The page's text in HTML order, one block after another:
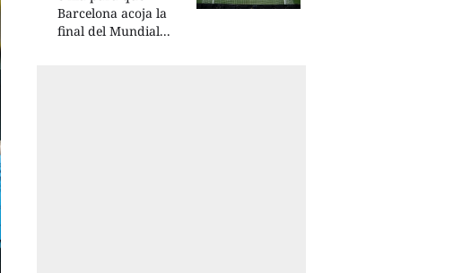
Barcelona acoja la
final del Mundial...